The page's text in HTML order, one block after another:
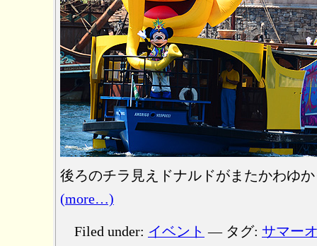
後ろのチラ見えドナルドがまたかわゆ
(more…)
Filed under: イベント — タグ: サマー